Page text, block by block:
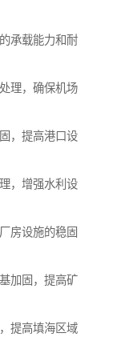
承载能力和耐
理，确保机场
，提高港口设
，增强水利设
房设施的稳固
加固，提高矿
提高填海区域